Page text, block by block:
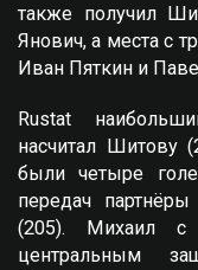
также получил
Янович, а места с
Иван Пяткин и
Rustat
насчитал Шитову
были четыре
передач
(205). Михаил с
центральным